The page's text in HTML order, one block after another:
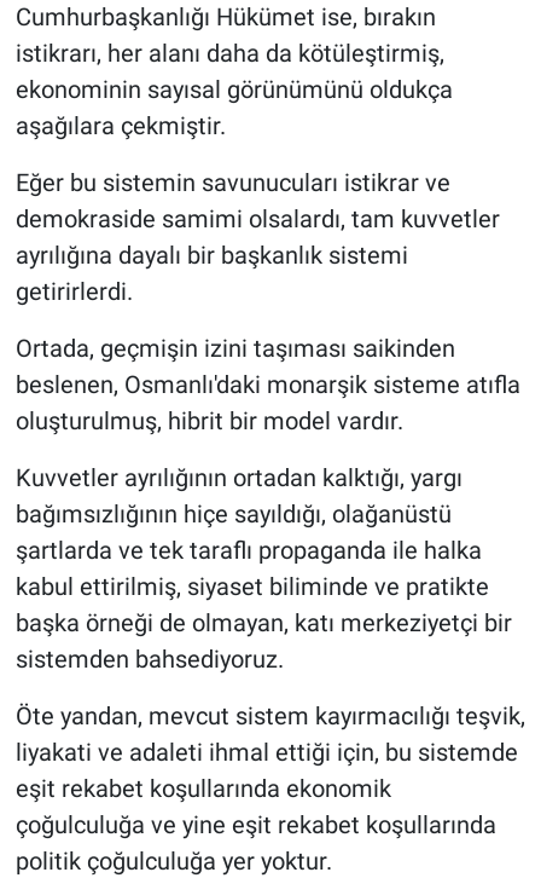
Cumhurbaşkanlığı Hükümet ise, bırakın
istikrarı, her alanı daha da kötüleştirmiş,
ekonominin sayısal görünümünü oldukça
aşağılara çekmiştir.
Eğer bu sistemin savunucuları istikrar ve
demokraside samimi olsalardı, tam kuvvetler
ayrılığına dayalı bir başkanlık sistemi
getirirlerdi.
Ortada, geçmişin izini taşıması saikinden
beslenen, Osmanlı'daki monarşik sisteme atıfla
oluşturulmuş, hibrit bir model vardır.
Kuvvetler ayrılığının ortadan kalktığı, yargı
bağımsızlığının hiçe sayıldığı, olağanüstü
şartlarda ve tek taraflı propaganda ile halka
kabul ettirilmiş, siyaset biliminde ve pratikte
başka örneği de olmayan, katı merkeziyetçi bir
sistemden bahsediyoruz.
Öte yandan, mevcut sistem kayırmacılığı teşvik,
liyakati ve adaleti ihmal ettiği için, bu sistemde
eşit rekabet koşullarında ekonomik
çoğulculuğa ve yine eşit rekabet koşullarında
politik çoğulculuğa yer yoktur.